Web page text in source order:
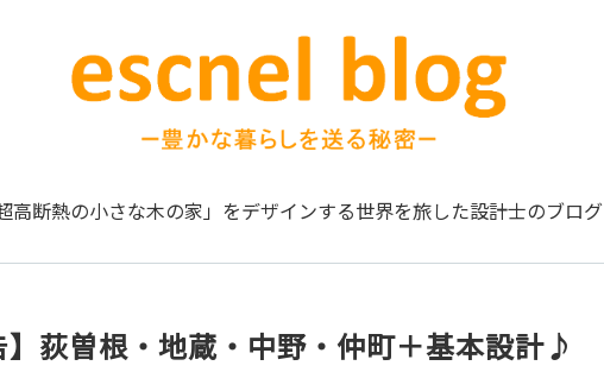
超高断熱の小さな木の家」をデザインする世界を旅した設計士のブログ
】荻曽根・地蔵・中野・仲町＋基本設計♪